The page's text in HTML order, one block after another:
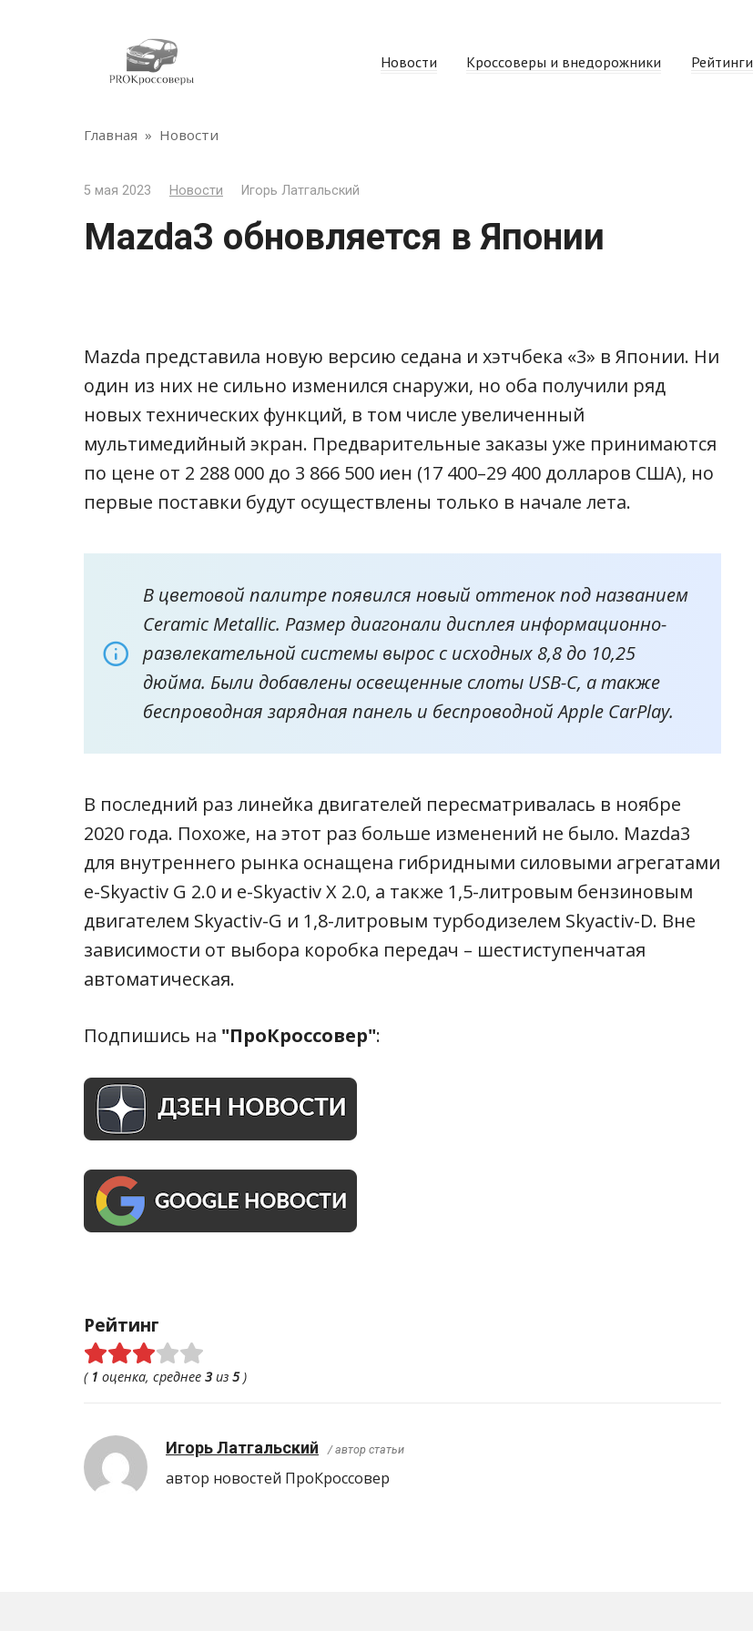
Новости Кроссоверы и внедорожники Рейтинги
Главная » Новости
5 мая 2023 Новости Игорь Латгальский
Mazda3 обновляется в Японии
Mazda представила новую версию седана и хэтчбека «3» в Японии. Ни
один из них не сильно изменился снаружи, но оба получили ряд
новых технических функций, в том числе увеличенный
мультимедийный экран. Предварительные заказы уже принимаются
по цене от 2 288 000 до 3 866 500 иен (17 400–29 400 долларов США), но
первые поставки будут осуществлены только в начале лета.
В цветовой палитре появился новый оттенок под названием
Ceramic Metallic. Размер диагонали дисплея информационно-
развлекательной системы вырос с исходных 8,8 до 10,25
дюйма. Были добавлены освещенные слоты USB-C, а также
беспроводная зарядная панель и беспроводной Apple CarPlay.
В последний раз линейка двигателей пересматривалась в ноябре
2020 года. Похоже, на этот раз больше изменений не было. Mazda3
для внутреннего рынка оснащена гибридными силовыми агрегатами
e-Skyactiv G 2.0 и e-Skyactiv X 2.0, а также 1,5-литровым бензиновым
двигателем Skyactiv-G и 1,8-литровым турбодизелем Skyactiv-D. Вне
зависимости от выбора коробка передач – шестиступенчатая
автоматическая.
Подпишись на "ПроКроссовер":
Рейтинг
( 1 оценка, среднее 3 из 5)
Игорь Латгальский / автор статьи
автор новостей ПроКроcсовер